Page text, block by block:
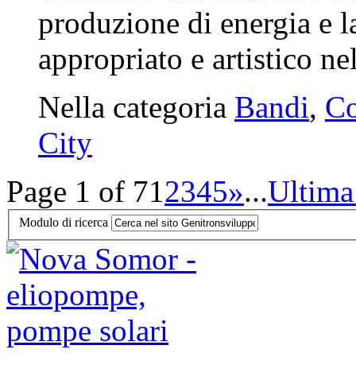
produzione di energia e
appropriato e artistico
Nella categoria Bandi,
City
Page 1 of 712345»...
Modulo di ricerca